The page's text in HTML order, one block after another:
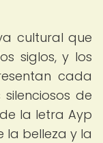
cultural que
siglos, y los
cada
de
la letra Ayp
la belleza y la